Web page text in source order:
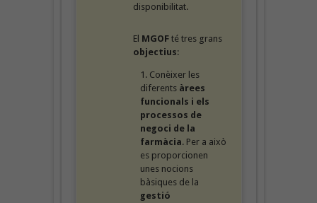
disponibilitat.
El MGOFté tres grans
objectius:
Conèixer les
diferents àrees
funcionals i els
processos de
negoci de la
farmàcia. Per a això
es proporcionen
unes nocions
bàsiques de la
gestió